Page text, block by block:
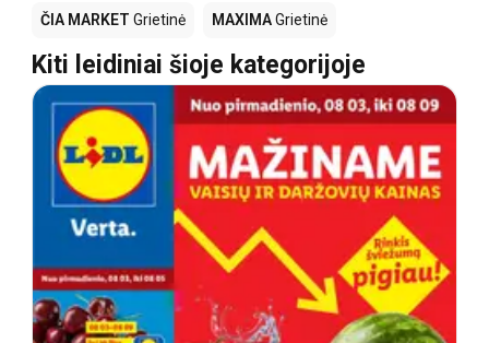
ČIA MARKET Grietinė MAXIMAGrietinė
Kiti leidiniai šioje kategorijoje